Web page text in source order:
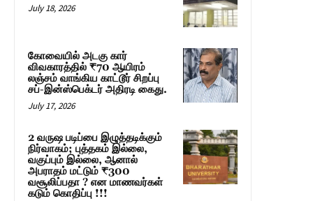
July 18, 2026
கோவையில் அடகு கார்
விவகாரத்தில் ₹70 ஆயிரம்
லஞ்சம் வாங்கிய காட்டூர் சிறப்பு
சப்-இன்ஸ்பெக்டர் அதிரடி கைது.
July 17, 2026
2 வருஷ படிப்பை இழுத்தடிக்கும்
நிர்வாகம்; புத்தகம் இல்லை,
வகுப்பும் இல்லை, ஆனால்
அபராதம் மட்டும் ₹300
வசூலிப்பதா ? என மாணவர்கள்
கடும் கொதிப்பு !!!